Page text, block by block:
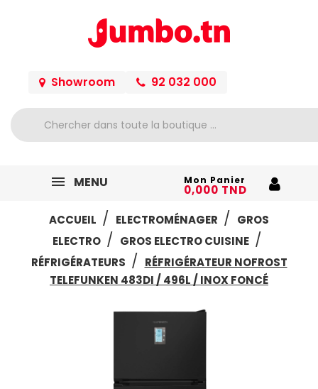
Showroom 92 032 000
MENU Mon Panier
0,000 TND
ACCUEIL
ELECTROMÉNAGER
GROS
ELECTRO
GROS ELECTRO CUISINE
RÉFRIGÉRATEURS
RÉFRIGÉRATEUR NOFROST
TELEFUNKEN 483DI / 496L / INOX FONCÉ